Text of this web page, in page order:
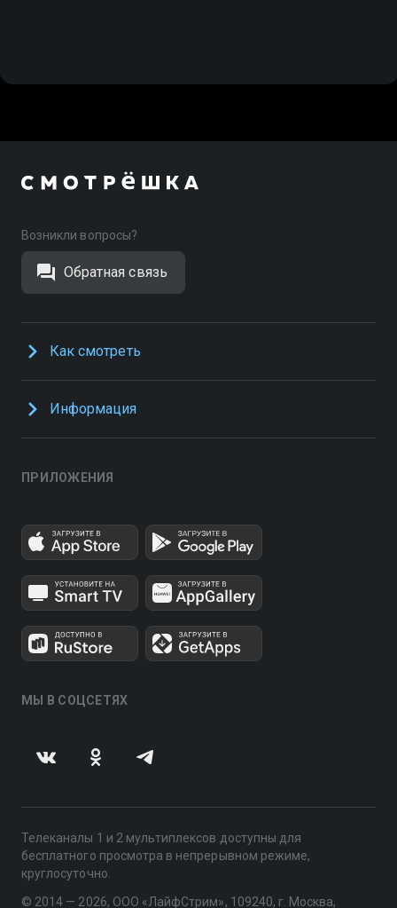
Возникли вопросы?
Обратная связь
Как смотреть
Информация
ПРИЛОЖЕНИЯ
МЫ В СОЦСЕТЯХ
Телеканалы 1 и 2 мультиплексов доступны для
бесплатного просмотра в непрерывном режиме,
круглосуточно.
© 2014 — 2026, ООО «ЛайфСтрим», 109240, г. Москва,